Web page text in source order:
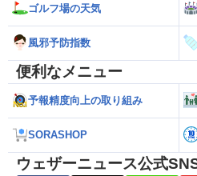
ゴルフ場の天気
風邪予防指数
便利なメニュー
予報精度向上の取り組み
SORASHOP
ウェザーニュース公式